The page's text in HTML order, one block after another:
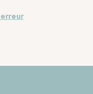
erreur